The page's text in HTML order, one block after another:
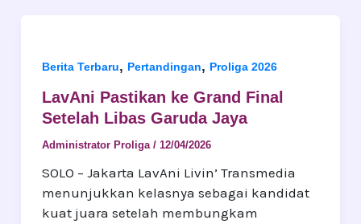
Berita Terbaru, Pertandingan, Proliga 2026
LavAni Pastikan ke Grand Final
Setelah Libas Garuda Jaya
Administrator Proliga / 12/04/2026
SOLO – Jakarta LavAni Livin’ Transmedia
menunjukkan kelasnya sebagai kandidat
kuat juara setelah membungkam